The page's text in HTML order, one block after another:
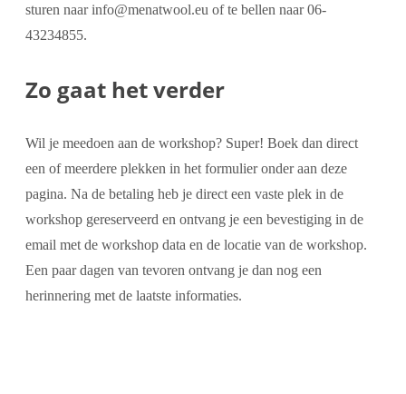
sturen naar info@menatwool.eu of te bellen naar 06-
43234855.
Zo gaat het verder
Wil je meedoen aan de workshop? Super! Boek dan direct
een of meerdere plekken in het formulier onder aan deze
pagina. Na de betaling heb je direct een vaste plek in de
workshop gereserveerd en ontvang je een bevestiging in de
email met de workshop data en de locatie van de workshop.
Een paar dagen van tevoren ontvang je dan nog een
herinnering met de laatste informaties.